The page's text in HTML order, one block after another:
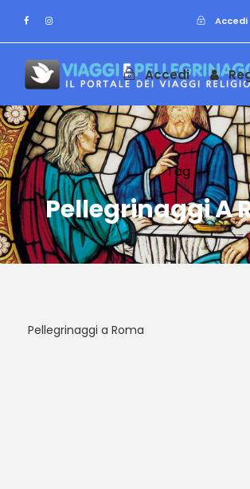
Accedi
Accedi
Tag
Pellegrinaggi A
Pellegrinaggi a Roma